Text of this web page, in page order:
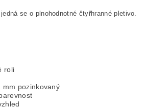
se o plnohodnotné čtyřhranné pletivo.
roli
pozinkovaný